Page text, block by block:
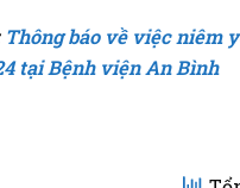
Thông báo về việc niêm
tại Bệnh viện An Bình